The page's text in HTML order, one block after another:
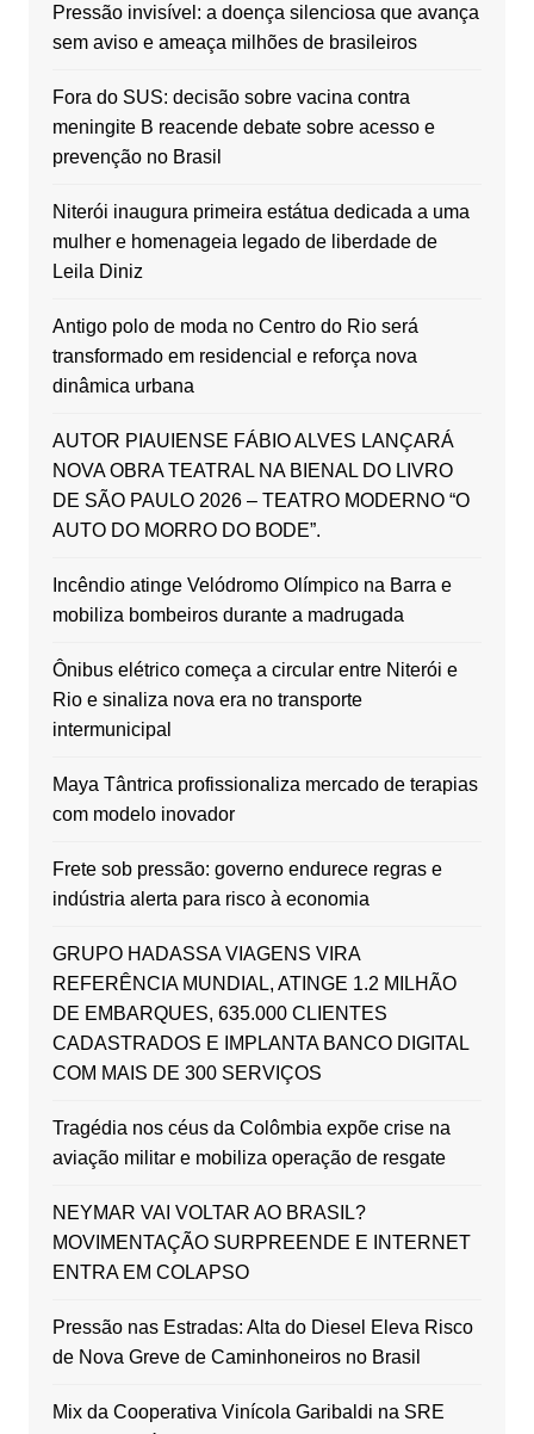
Pressão invisível: a doença silenciosa que avança
sem aviso e ameaça milhões de brasileiros
Fora do SUS: decisão sobre vacina contra
meningite B reacende debate sobre acesso e
prevenção no Brasil
Niterói inaugura primeira estátua dedicada a uma
mulher e homenageia legado de liberdade de
Leila Diniz
Antigo polo de moda no Centro do Rio será
transformado em residencial e reforça nova
dinâmica urbana
AUTOR PIAUIENSE FÁBIO ALVES LANÇARÁ
NOVA OBRA TEATRAL NA BIENAL DO LIVRO
DE SÃO PAULO 2026 – TEATRO MODERNO “O
AUTO DO MORRO DO BODE”.
Incêndio atinge Velódromo Olímpico na Barra e
mobiliza bombeiros durante a madrugada
Ônibus elétrico começa a circular entre Niterói e
Rio e sinaliza nova era no transporte
intermunicipal
Maya Tântrica profissionaliza mercado de terapias
com modelo inovador
Frete sob pressão: governo endurece regras e
indústria alerta para risco à economia
GRUPO HADASSA VIAGENS VIRA
REFERÊNCIA MUNDIAL, ATINGE 1.2 MILHÃO
DE EMBARQUES, 635.000 CLIENTES
CADASTRADOS E IMPLANTA BANCO DIGITAL
COM MAIS DE 300 SERVIÇOS
Tragédia nos céus da Colômbia expõe crise na
aviação militar e mobiliza operação de resgate
NEYMAR VAI VOLTAR AO BRASIL?
MOVIMENTAÇÃO SURPREENDE E INTERNET
ENTRA EM COLAPSO
Pressão nas Estradas: Alta do Diesel Eleva Risco
de Nova Greve de Caminhoneiros no Brasil
Mix da Cooperativa Vinícola Garibaldi na SRE